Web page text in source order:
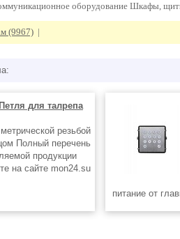
оборудование Шкафы,
(9967) |
для талрепа
резьбой
Полный перечень
продукции
на сайте mon24.su
питание от